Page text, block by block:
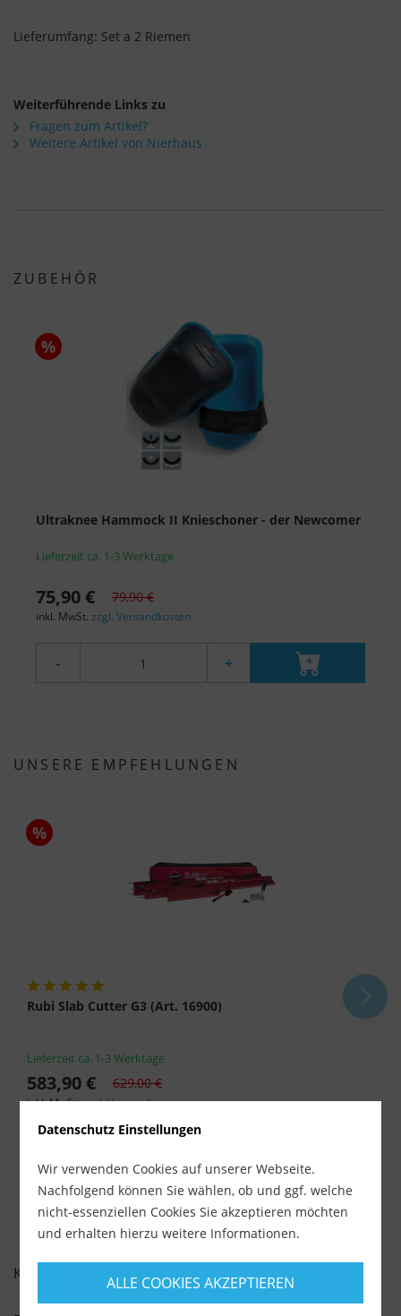
Lieferumfang: Set a 2 Riemen
Weiterführende Links zu
Fragen zum Artikel?
Weitere Artikel von Nierhaus
ZUBEHÖR
%
Ultraknee Hammock II Knieschoner - der Newcomer
Lieferzeit ca. 1-3 Werktage
75,90 € 79,90 €
inkl. MwSt. zzgl. Versandkosten
- +
UNSERE EMPFEHLUNGEN
%
Rubi Slab Cutter G3 (Art. 16900)
Lieferzeit ca. 1-3 Werktage
583,90 € 629,00 €
inkl. MwSt.zzgl. Versandkosten
KUNDENBEWERTUNGEN FÜR
Datenschutz Einstellungen
Wir verwenden Cookies auf unserer Webseite.
Nachfolgend können Sie wählen, ob und ggf. welche
nicht-essenziellen Cookies Sie akzeptieren möchten
und erhalten hierzu weitere Informationen.
ALLE COOKIES AKZEPTIEREN